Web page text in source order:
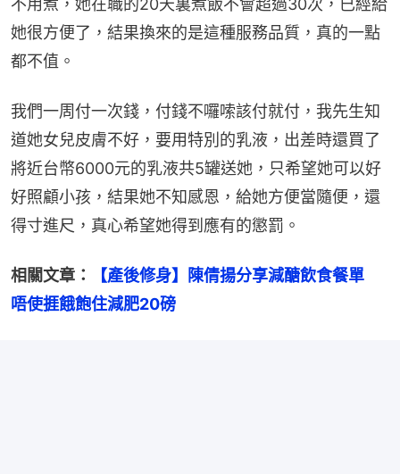
不用煮，她在職的20天裏煮飯不會超過30次，已經給
她很方便了，結果換來的是這種服務品質，真的一點
都不值。
我們一周付一次錢，付錢不囉嗦該付就付，我先生知
道她女兒皮膚不好，要用特別的乳液，出差時還買了
將近台幣6000元的乳液共5罐送她，只希望她可以好
好照顧小孩，結果她不知感恩，給她方便當隨便，還
得寸進尺，真心希望她得到應有的懲罰。
相關文章：
【產後修身】陳倩揚分享減醣飲食餐單
唔使捱餓飽住減肥20磅